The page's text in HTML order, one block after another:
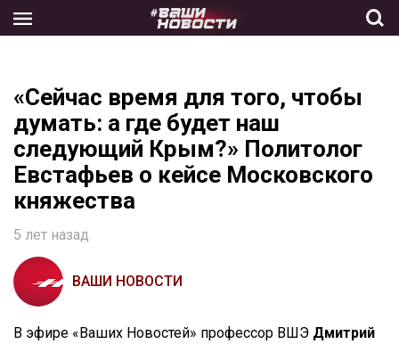
the
«Сейчас время для того, чтобы
думать: а где будет наш
следующий Крым?» Политолог
Евстафьев о кейсе Московского
княжества
5 лет назад
ВАШИ НОВОСТИ
В эфире «Ваших Новостей» профессор ВШЭ Дмитрий